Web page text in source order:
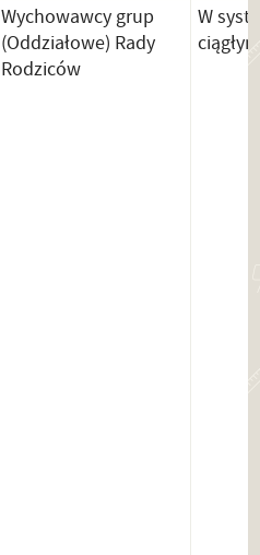
Wychowawcy grup
(Oddziałowe) Rady
Rodziców
W